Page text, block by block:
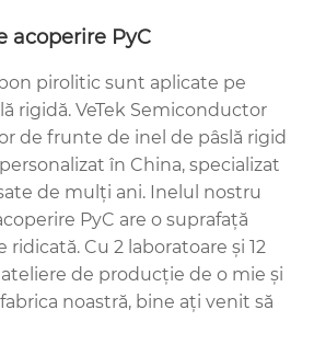
acoperire PyC
pirolitic sunt aplicate pe
rigidă. VeTek Semiconductor
de frunte de inel de pâslă rigid
în China, specializat
de mulți ani. Inelul nostru
PyC are o suprafață
Cu 2 laboratoare și 12
de producție de o mie și
noastră, bine ați venit să